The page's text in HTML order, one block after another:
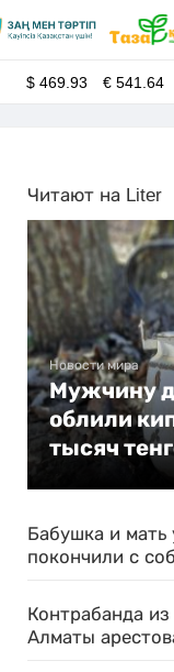
$469.93 €541.64
Читают на Liter
Новости мира
Мужчину
облили
тысяч
Бабушка и мать
покончили с
Контрабанда
Алматы